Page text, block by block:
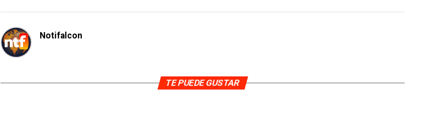
Notifalcon
TE PUEDE GUSTAR